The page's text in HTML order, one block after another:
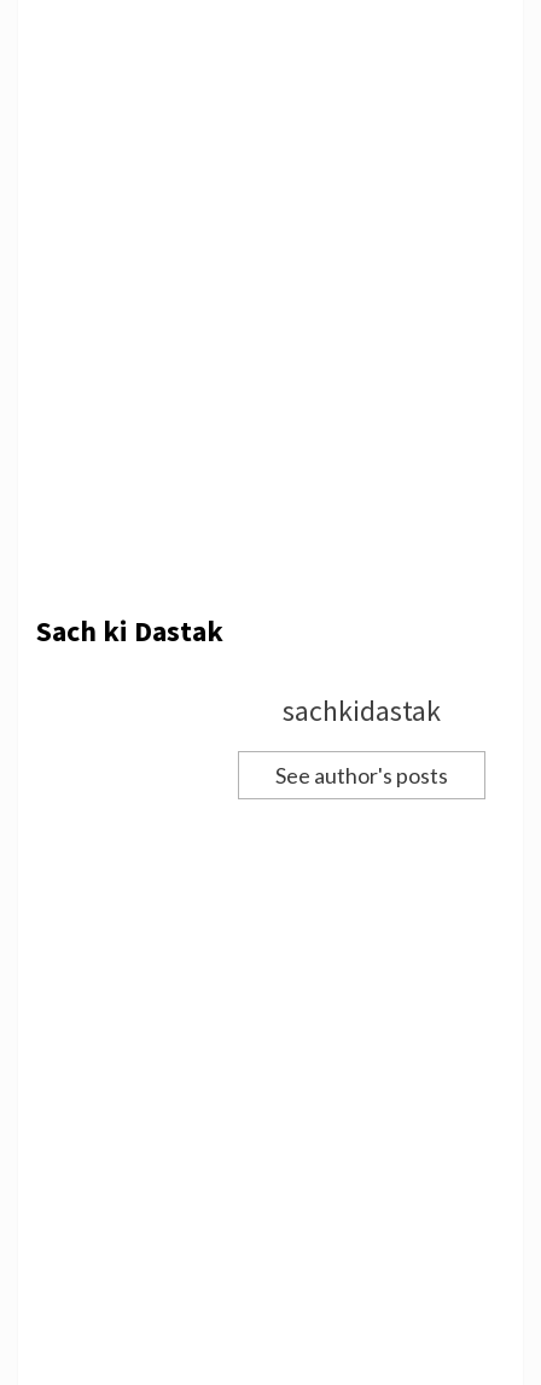
Sach ki Dastak
sachkidastak
See author's posts